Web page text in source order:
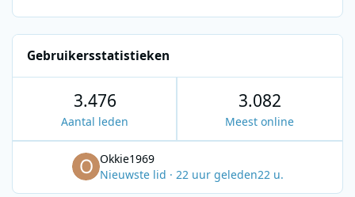
Gebruikersstatistieken
3.476
Aantal leden
3.082
Meest online
Okkie1969
Nieuwste lid · 22 uur geleden22 u.